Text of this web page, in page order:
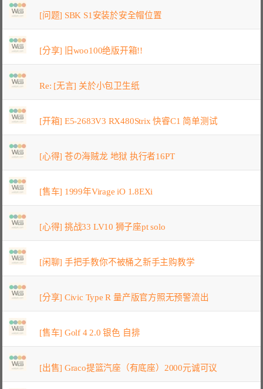
[问题] SBK S1安装於安全帽位置
[分享] 旧woo100绝版开箱!!
Re: [无言] 关於小包卫生纸
[开箱] E5-2683V3 RX480Strix 快睿C1 简单测试
[心得] 苍の海贼龙 地狱 执行者16PT
[售车] 1999年Virage iO 1.8EXi
[心得] 挑战33 LV10 狮子座pt solo
[闲聊] 手把手教你不被桶之新手主购教学
[分享] Civic Type R 量产版官方照无预警流出
[售车] Golf 4 2.0 银色 自排
[出售] Graco提篮汽座（有底座）2000元诚可议